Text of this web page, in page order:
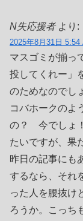
N失応援者 より:
2025年8月31日 5:54
マスゴミが揃っ
投してくれー」
のためなのでし
コバホークのよ
の？ 今でしょ
たいですが、果
昨日の記事にも
するなら、それ
った人を腰抜け
ろうか。こっち